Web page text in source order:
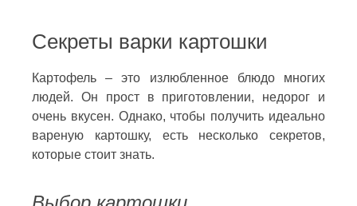
Секреты варки картошки
Картофель – это излюбленное блюдо многих
людей. Он прост в приготовлении, недорог и
очень вкусен. Однако, чтобы получить идеально
вареную картошку, есть несколько секретов,
которые стоит знать.